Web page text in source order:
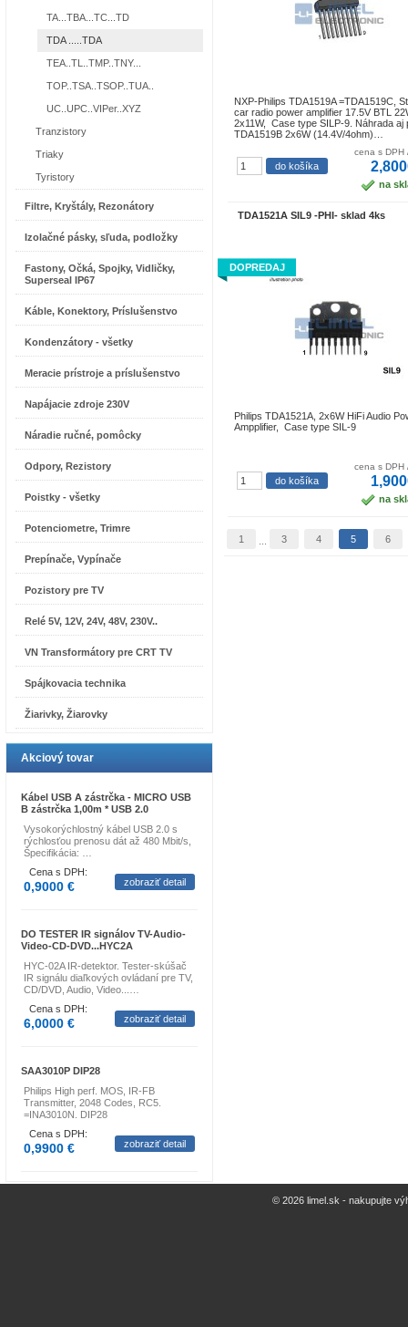
TA...TBA...TC...TD
TDA .....TDA
TEA..TL..TMP..TNY...
TOP..TSA..TSOP..TUA..
UC..UPC..VIPer..XYZ
Tranzistory
Triaky
Tyristory
Filtre, Kryštály, Rezonátory
Izolačné pásky, sľuda, podložky
Fastony, Očká, Spojky, Vidličky,
Superseal IP67
Káble, Konektory, Príslušenstvo
Kondenzátory - všetky
Meracie prístroje a príslušenstvo
Napájacie zdroje 230V
Náradie ručné, pomôcky
Odpory, Rezistory
Poistky - všetky
Potenciometre, Trimre
Prepínače, Vypínače
Pozistory pre TV
Relé 5V, 12V, 24V, 48V, 230V..
VN Transformátory pre CRT TV
Spájkovacia technika
Žiarivky, Žiarovky
Akciový tovar
Kábel USB A zástrčka - MICRO USB
B zástrčka 1,00m * USB 2.0
Vysokorýchlostný kábel USB 2.0 s
rýchlosťou prenosu dát až 480 Mbit/s,
Špecifikácia: …
Cena s DPH:
0,9000 € zobraziť detail
DO TESTER IR signálov TV-Audio-
Video-CD-DVD...HYC2A
HYC-02A IR-detektor. Tester-skúšač
IR signálu diaľkových ovládaní pre TV,
CD/DVD, Audio, Video...…
Cena s DPH:
6,0000 € zobraziť detail
SAA3010P DIP28
Philips High perf. MOS, IR-FB
Transmitter, 2048 Codes, RC5.
=INA3010N. DIP28
Cena s DPH:
0,9900 € zobraziť detail
NXP-Philips TDA1519A =TDA1519C,
car radio power amplifier 17.5V BTL
2x11W, Case type SILP-9. Náhrada aj
TDA1519B 2x6W (14.4V/4ohm)…
cena s DPH
na
TDA1521A SIL9 -PHI- sklad 4ks
DOPREDAJ
Philips TDA1521A, 2x6W HiFi Audio
Ampplifier, Case type SIL-9
cena s DPH
na
1 3 4 5 6
© 2026 limel.sk - nakupujte